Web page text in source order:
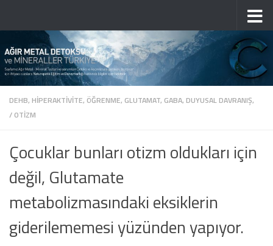
DEHB, HIPERAKTIVITE, ÖĞRENME, GLUTAMAT, GABA, DUYUSAL DAVRANIŞ,
/ OTIZM
Çocuklar bunları otizm oldukları için
değil, Glutamate
metabolizmasındaki eksiklerin
giderilememesi yüzünden yapıyor.